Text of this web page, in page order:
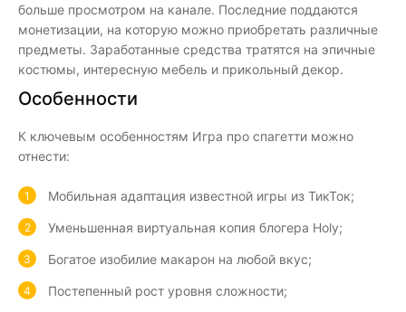
больше просмотром на канале. Последние поддаются
монетизации, на которую можно приобретать различные
предметы. Заработанные средства тратятся на эпичные
костюмы, интересную мебель и прикольный декор.
Особенности
К ключевым особенностям Игра про спагетти можно
отнести:
Мобильная адаптация известной игры из ТикТок;
Уменьшенная виртуальная копия блогера Holy;
Богатое изобилие макарон на любой вкус;
Постепенный рост уровня сложности;